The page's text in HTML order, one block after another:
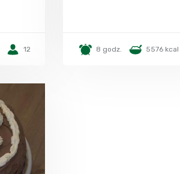
12 8 godz. 5576 kcal